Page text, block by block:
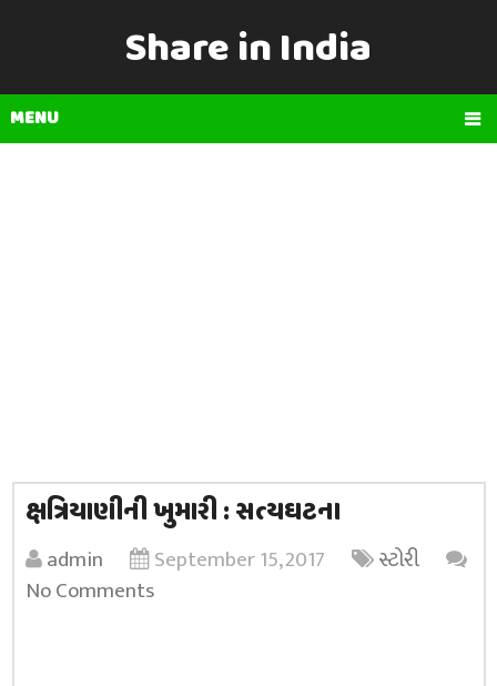
Share in India
MENU
ક્ષત્રિયાણીની ખુમારી : સત્યઘટના
admin September 15, 2017
સ્ટોરી
No Comments